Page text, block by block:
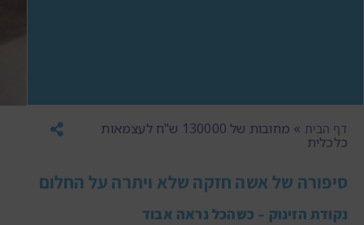
דף הבית » מחובות של 130000 ש"ח לעצמאות
כלכלית
סיפורה של אשה חזקה שלא ויתרה על החלום
נקודת הזינוק – כשהכל נראה אבוד